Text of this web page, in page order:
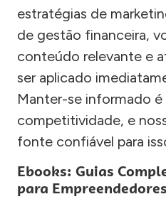
estratégias de
de gestão financeira,
conteúdo relevante e
ser aplicado
Manter-se informado é
competitividade, e
fonte confiável para
Ebooks: Guias
para Empreendedores